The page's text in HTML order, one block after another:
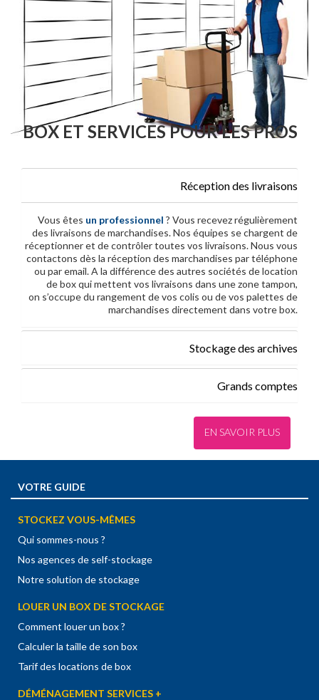
BOX ET SERVICES POUR LES PROS
Réception des livraisons
Vous êtes un professionnel ? Vous recevez régulièrement
des livraisons de marchandises. Nos équipes se chargent de
réceptionner et de contrôler toutes vos livraisons. Nous vous
contactons dès la réception des marchandises par téléphone
ou par email. A la différence des autres sociétés de location
de box qui mettent vos livraisons dans une zone tampon,
on s’occupe du rangement de vos colis ou de vos palettes de
marchandises directement dans votre box.
Stockage des archives
Grands comptes
EN SAVOIR PLUS
VOTRE GUIDE
STOCKEZ VOUS-MÊMES
Qui sommes-nous ?
Nos agences de self-stockage
Notre solution de stockage
LOUER UN BOX DE STOCKAGE
Comment louer un box ?
Calculer la taille de son box
Tarif des locations de box
DÉMÉNAGEMENT SERVICES +